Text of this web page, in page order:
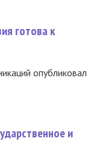
готова к
опубликовал
и